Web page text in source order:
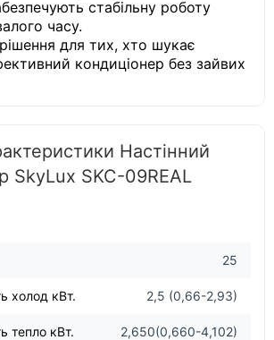
стабільну роботу
часу.
для тих, хто шукає
кондиціонер без зайвих
Настінний
SkyLux SKC-09REAL
25
холод кВт. 2,5 (0,66-2,93)
тепло кВт. 2,650(0,660-4,102)